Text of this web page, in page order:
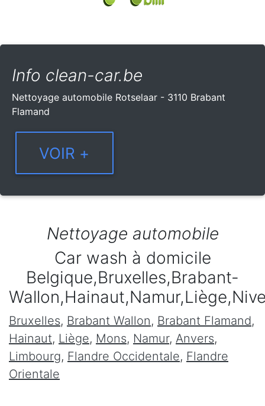
Info clean-car.be
Nettoyage automobile Rotselaar - 3110 Brabant
Flamand
Nettoyage automobile
Car wash à domicile
Belgique,Bruxelles,Brabant-
Bruxelles, Brabant Wallon, Brabant Flamand,
Hainaut, Liège, Mons, Namur, Anvers,
Limbourg, Flandre Occidentale, Flandre
Orientale